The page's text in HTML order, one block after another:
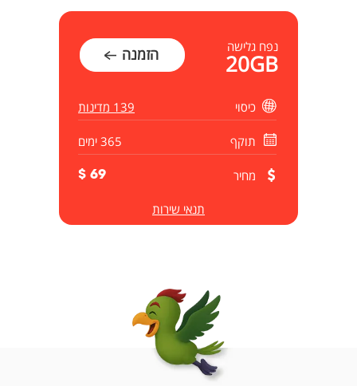
נפח גלישה
20GB הזמנה
כיסוי 139 מדינות
תוקף 365 ימים
מחיר 69 $
תנאי שירות